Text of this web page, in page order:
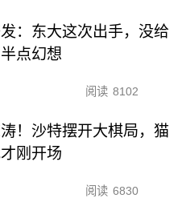
：东大这次出手，没给
点幻想
阅读 8102
！沙特摆开大棋局，猫
刚开场
阅读 6830